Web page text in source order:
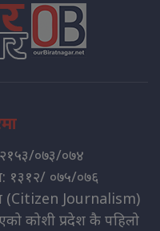
०७३/०७४
१३१२/ ०७५/०७६
(Citizen Journalism)
कोशी प्रदेश कै पहिलो